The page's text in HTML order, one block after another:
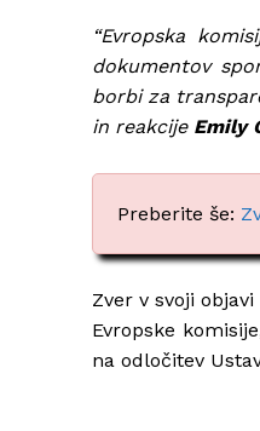
“Evropska
dokumentov
borbi za
in reakcije Emily
Preberite še:
Zver v svoji
Evropske
na odločitev